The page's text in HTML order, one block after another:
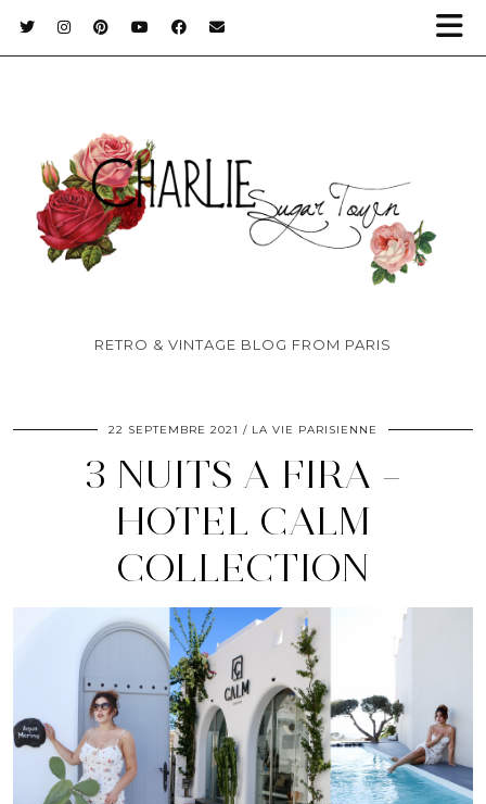
RETRO & VINTAGE BLOG FROM PARIS
22 SEPTEMBRE 2021 LA VIE PARISIENNE
3 NUITS A FIRA –
HOTEL CALM
COLLECTION